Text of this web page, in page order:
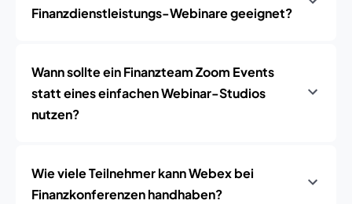
Finanzdienstleistungs-Webinare geeignet?
Wann sollte ein Finanzteam Zoom Events
statt eines einfachen Webinar-Studios
nutzen?
Wie viele Teilnehmer kann Webex bei
Finanzkonferenzen handhaben?